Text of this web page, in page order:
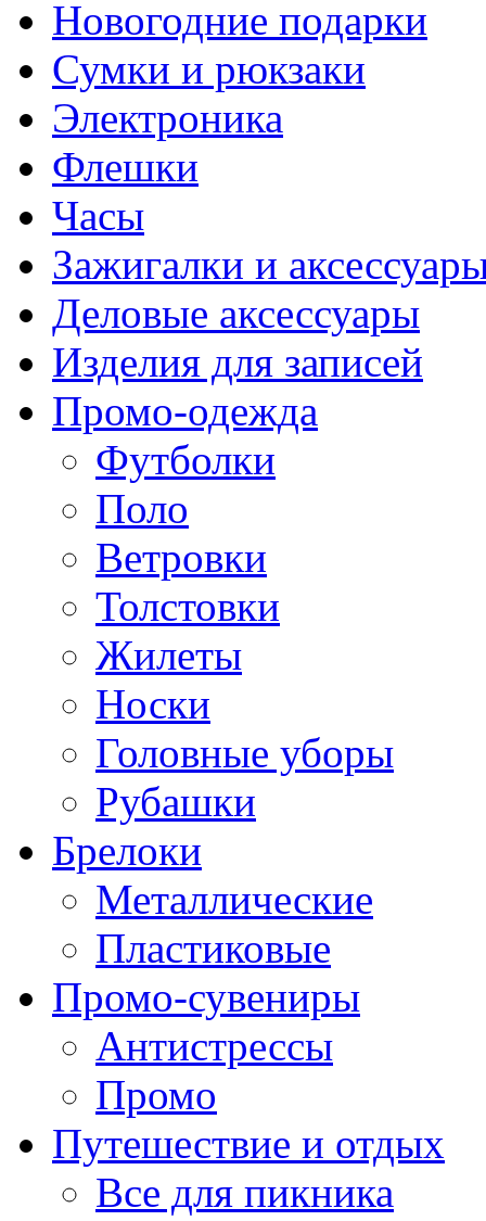
Новогодние подарки
Сумки и рюкзаки
Электроника
Флешки
Часы
Зажигалки и
Деловые аксессуары
Изделия для записей
Промо-одежда
Футболки
Поло
Ветровки
Толстовки
Жилеты
Носки
Головные уборы
Рубашки
Брелоки
Металлические
Пластиковые
Промо-сувениры
Антистрессы
Промо
Путешествие и отдых
Все для пикника